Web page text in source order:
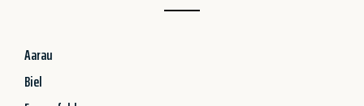
Aarau
Biel